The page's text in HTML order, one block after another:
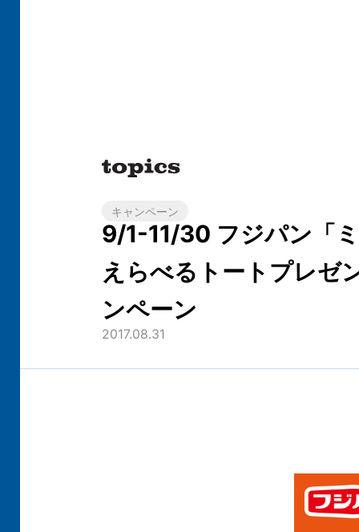
キャンペーン
9/1-11/30 フジパン「
えらべるトートプレゼ
ンペーン
2017.08.31